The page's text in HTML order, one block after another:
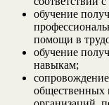
обучение
помощи в
обучение
навыкам;
общественных